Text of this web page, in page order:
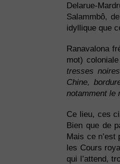
Delarue-
Salammbô,
idyllique que
Ranavalona
mot)
tresses
Chine,
notamment le
Ce lieu, ces
Bien que de
Mais ce n’est
les Cours
qui l’attend,